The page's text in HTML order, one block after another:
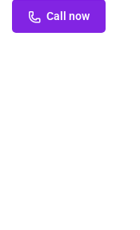
Call now